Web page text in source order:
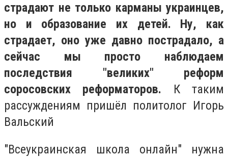
страдают не только карманы украинцев,
но и образование их детей. Ну, как
страдает, оно уже давно пострадало, а
сейчас мы просто наблюдаем
последствия "великих" реформ
соросовских реформаторов. К таким
рассуждениям пришёл политолог Игорь
Вальский
"Всеукраинская школа онлайн" нужна